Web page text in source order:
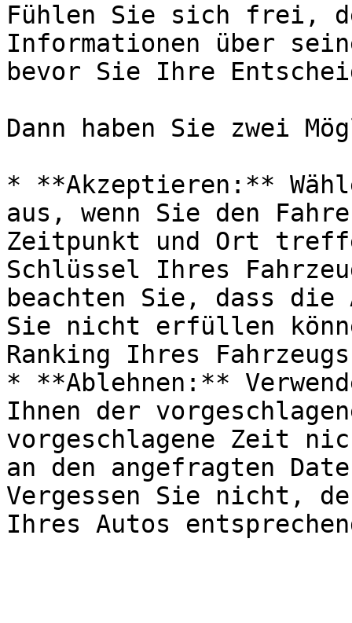
Fühlen Sie sich frei,
Informationen über
bevor Sie Ihre
Dann haben Sie zwei
* **Akzeptieren:**
aus, wenn Sie den
Zeitpunkt und Ort
Schlüssel Ihres
beachten Sie, dass die
Sie nicht erfüllen
Ranking Ihres
* **Ablehnen:**
Ihnen der
vorgeschlagene Zeit
an den angefragten
Vergessen Sie nicht,